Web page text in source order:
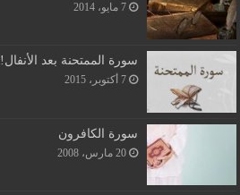
7 مايو، 2014
سورة الممتحنة بعد الأنفال!
7 أكتوبر، 2015
سورة الكافرون
20 مارس، 2008